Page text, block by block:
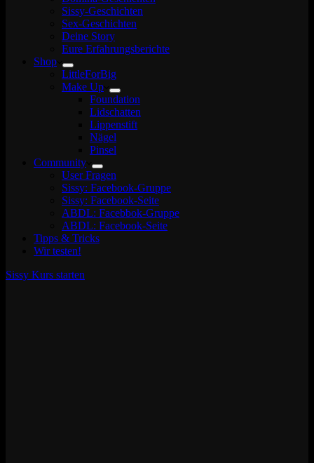
Sissy-Geschichten
Sex-Geschichten
Deine Story
Eure Erfahrungsberichte
Shop
LittleForBig
Make Up
Foundation
Lidschatten
Lippenstift
Nägel
Pinsel
Community
User Fragen
Sissy: Facebook-Gruppe
Sissy: Facebook-Seite
ABDL: Facebbok-Gruppe
ABDL: Facebook-Seite
Tipps & Tricks
Wir testen!
Sissy Kurs starten